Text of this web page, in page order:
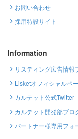
お問い合わせ
採用特設サイト
Information
リスティング広告情報
Lisketオフィシャルペ
カルテット公式Twitter
カルテット開発部ブロ
パートナー様専用フォ